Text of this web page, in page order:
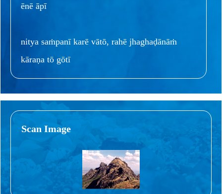
ēnē āpī
nitya saṁpanī karē vātō, rahē jhaghaḍānāṁ
kāraṇa tō gōtī
Scan Image